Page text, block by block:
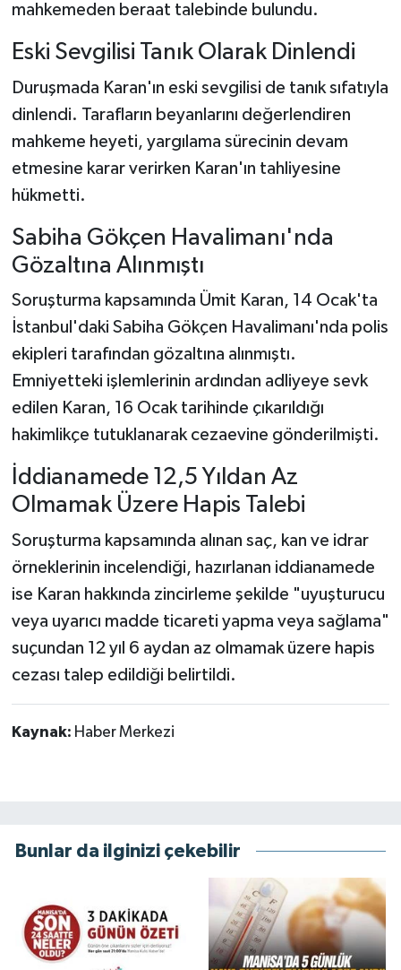
mahkemeden beraat talebinde bulundu.
Eski Sevgilisi Tanık Olarak Dinlendi
Duruşmada Karan'ın eski sevgilisi de tanık sıfatıyla
dinlendi. Tarafların beyanlarını değerlendiren
mahkeme heyeti, yargılama sürecinin devam
etmesine karar verirken Karan'ın tahliyesine
hükmetti.
Sabiha Gökçen Havalimanı'nda
Gözaltına Alınmıştı
Soruşturma kapsamında Ümit Karan, 14 Ocak'ta
İstanbul'daki Sabiha Gökçen Havalimanı'nda polis
ekipleri tarafından gözaltına alınmıştı.
Emniyetteki işlemlerinin ardından adliyeye sevk
edilen Karan, 16 Ocak tarihinde çıkarıldığı
hakimlikçe tutuklanarak cezaevine gönderilmişti.
İddianamede 12,5 Yıldan Az
Olmamak Üzere Hapis Talebi
Soruşturma kapsamında alınan saç, kan ve idrar
örneklerinin incelendiği, hazırlanan iddianamede
ise Karan hakkında zincirleme şekilde "uyuşturucu
veya uyarıcı madde ticareti yapma veya sağlama"
suçundan 12 yıl 6 aydan az olmamak üzere hapis
cezası talep edildiği belirtildi.
Kaynak: Haber Merkezi
Bunlar da ilginizi çekebilir